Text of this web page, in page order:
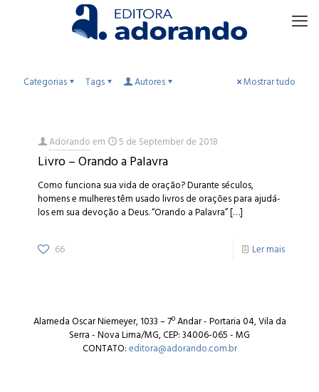
Categorias Tags Autores Mostrar tudo
Adorandoem 5 de September de 2018
Livro – Orando a Palavra
Como funciona sua vida de oração? Durante séculos,
homens e mulheres têm usado livros de orações para ajudá-
los em sua devoção a Deus. “Orando a Palavra”[…]
66 Ler mais
Alameda Oscar Niemeyer, 1033 – 7º Andar - Portaria 04, Vila da
Serra - Nova Lima/MG, CEP: 34006-065 - MG
CONTATO:editora@adorando.com.br